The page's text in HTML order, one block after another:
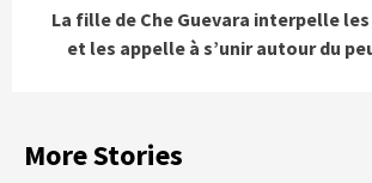
La fille de Che Guevara interpelle
et les appelle à s’unir autour du
More Stories